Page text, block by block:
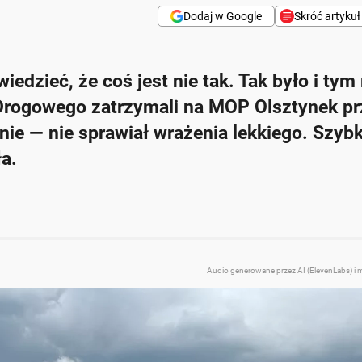
Skróć artykuł
Dodaj w Google
o masie 79,25 tony, co prawie dwukrotnie przekracza
ciężarami i drabinkami gimnastycznymi.
przekroczenie o ponad 23% w porównaniu do limitu 16 ton.
i wysoka kara finansowa za naruszenie przepisów.
że coś jest nie tak. Tak było i tym
zatrzymali na MOP Olsztynek
— nie sprawiał wrażenia lekkiego.
Audio generowane przez AI (ElevenLabs) i